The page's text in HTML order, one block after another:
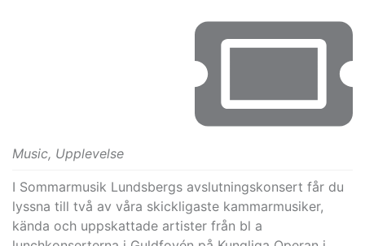
Music, Upplevelse
I Sommarmusik Lundsbergs avslutningskonsert får du
lyssna till två av våra skickligaste kammarmusiker,
kända och uppskattade artister från bl a